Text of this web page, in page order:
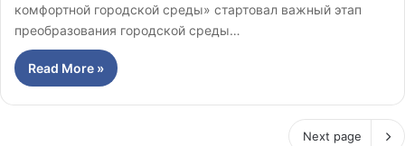
комфортной городской среды» стартовал важный этап
преобразования городской среды…
Read More »
Next page